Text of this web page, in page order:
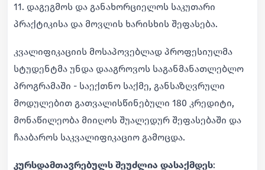
11. დაგეგმოს და განახორციელოს საკუთარი
პრაქტიკისა და მოვლის ხარისხის შეფასება.
კვალიფიკაციის მოსაპოვებლად პროფესიულმა
სტუდენტმა უნდა დააგროვოს საგანმანათლებლო
პროგრამაში - საექთნო საქმე, განსაზღვრული
მოდულებით გათვალისწინებული 180 კრედიტი,
მონაწილეობა მიიღოს შუალედურ შეფასებაში და
ჩააბაროს საკვალიფიკაციო გამოცდა.
კურსდამთავრებულს შეუძლია დასაქმდეს: